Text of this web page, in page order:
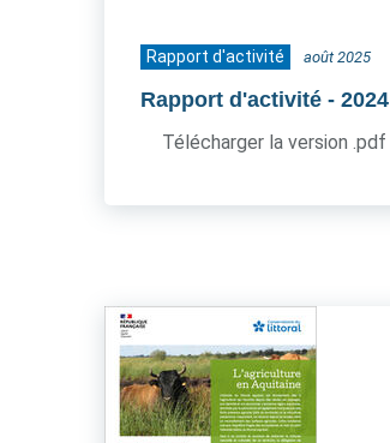
Rapport d'activité août 2025
Rapport d'activité - 2024
Télécharger la version .pdf